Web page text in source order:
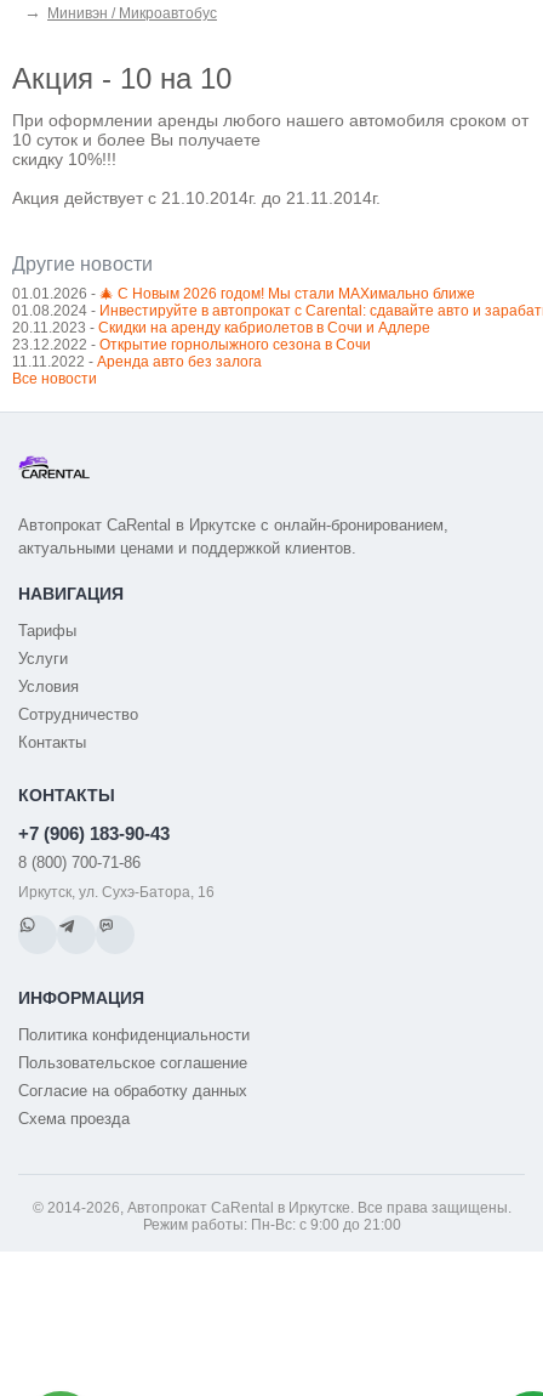
→ Минивэн / Микроавтобус
Акция - 10 на 10
При оформлении аренды любого нашего автомобиля сроком от
10 суток и более Вы получаете
скидку 10%!!!
Акция действует с 21.10.2014г. до 21.11.2014г.
Другие новости
01.01.2026 - 🎄 С Новым 2026 годом! Мы стали MAXимально ближе
01.08.2024 - Инвестируйте в автопрокат с Carental: сдавайте авто и
20.11.2023 - Cкидки на аренду кабриолетов в Сочи и Адлере
23.12.2022 - Открытие горнолыжного сезона в Сочи
11.11.2022 - Аренда авто без залога
Все новости
Автопрокат CaRental в Иркутске с онлайн-бронированием,
актуальными ценами и поддержкой клиентов.
НАВИГАЦИЯ
Тарифы
Услуги
Условия
Сотрудничество
Контакты
КОНТАКТЫ
+7 (906) 183-90-43
8 (800) 700-71-86
Иркутск, ул. Сухэ-Батора, 16
ИНФОРМАЦИЯ
Политика конфиденциальности
Пользовательское соглашение
Согласие на обработку данных
Схема проезда
© 2014-2026, Автопрокат CaRental в Иркутске. Все права защищены.
Режим работы: Пн-Вс: с 9:00 до 21:00